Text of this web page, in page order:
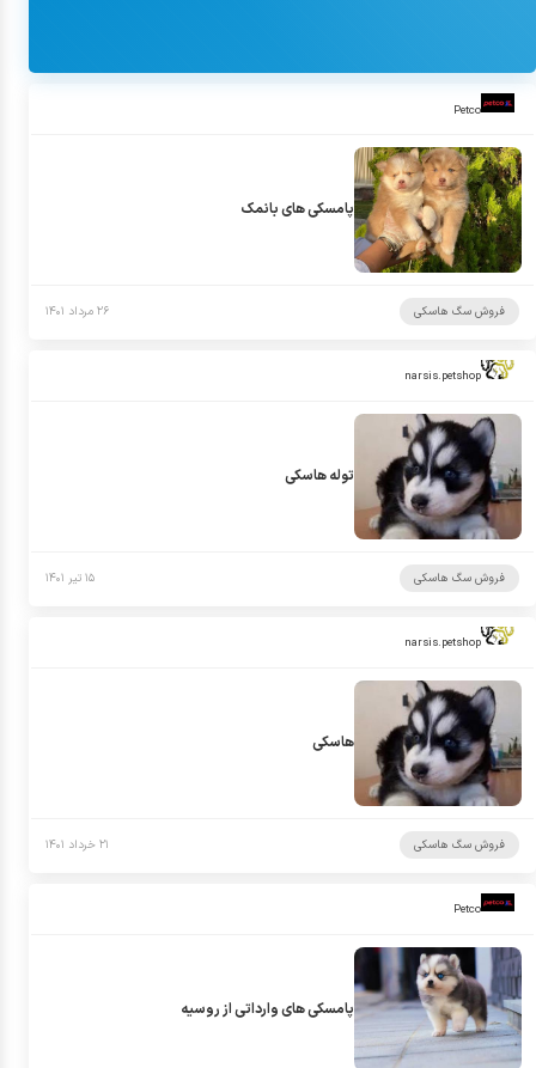
Petco
پامسکی های بانمک
فروش سگ هاسکی ۲۶ مرداد ۱۴۰۱
narsis.petshop
توله هاسکی
فروش سگ هاسکی ۱۵ تیر ۱۴۰۱
narsis.petshop
هاسکی
فروش سگ هاسکی ۲۱ خرداد ۱۴۰۱
Petco
پامسکی های وارداتی از روسیه